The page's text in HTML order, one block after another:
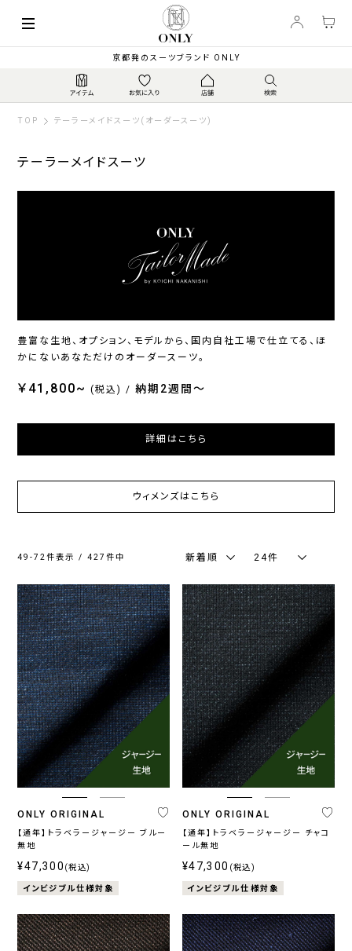
京都発のスーツブランド ONLY
TOP テーラーメイドスーツ(オーダースーツ)
テーラーメイドスーツ
豊富な生地、オプション、モデルから、国内自社工場で仕立てる、 ほ
かにないあなただけのオーダースーツ。
￥41,800~ (税込) / 納期2週間〜
詳細はこちら
ウィメンズはこちら
49-72件表示 / 427件中 新着順 24件
ジ
ャ
ジ
ス
ト
ッ
ト
ラ
ラ
ネ
イ
ビ
ー・
ブ
ル
グ
レ
ー
系
ブ
ラ
ウ
ン・
ベ
ー
系
ブ
ラ
ッ
ク
ホ
ワ
イ
ト
そ
の
他
無
地
柄
無
地
ス
ト
ラ
イ
チ
ェ
ッ
ク
小
紋,
ペ
イ
そ
の
他
キーワード
ONLY ORIGINAL
【通年】トラベラージャージー ブルー
無地
¥47,300 (税込)
インビジブル仕様対象
ONLY ORIGINAL
【通年】トラベラージャージー チャコ
ール無地
¥47,300 (税込)
インビジブル仕様対象